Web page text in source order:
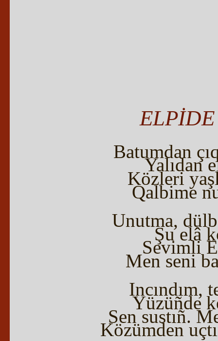
Batumdan
Yalıdan
Közleri
Qalbime
Unutma,
Şu elâ
Sevimli
Men seni
Incındım,
Yüzüñde
Sen sustıñ.
Közümden